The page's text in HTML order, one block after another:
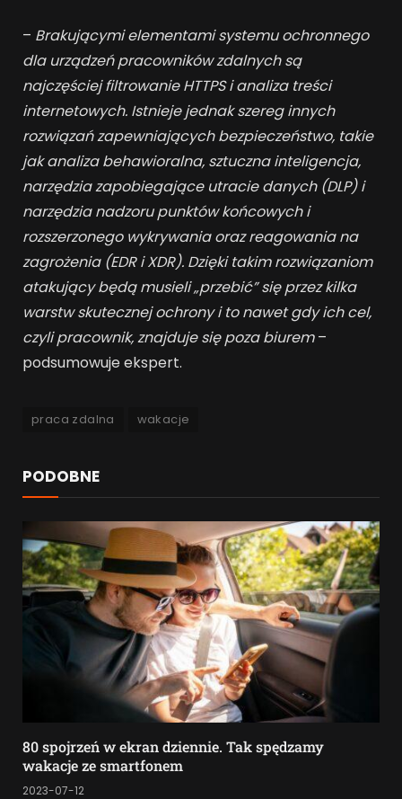
– Brakującymi elementami systemu ochronnego
dla urządzeń pracowników zdalnych są
najczęściej filtrowanie HTTPS i analiza treści
internetowych. Istnieje jednak szereg innych
rozwiązań zapewniających bezpieczeństwo, takie
jak analiza behawioralna, sztuczna inteligencja,
narzędzia zapobiegające utracie danych (DLP) i
narzędzia nadzoru punktów końcowych i
rozszerzonego wykrywania oraz reagowania na
zagrożenia (EDR i XDR). Dzięki takim rozwiązaniom
atakujący będą musieli „przebić” się przez kilka
warstw skutecznej ochrony i to nawet gdy ich cel,
czyli pracownik, znajduje się poza biurem–
podsumowuje ekspert.
praca zdalna wakacje
PODOBNE
80 spojrzeń w ekran dziennie. Tak spędzamy
wakacje ze smartfonem
2023-07-12